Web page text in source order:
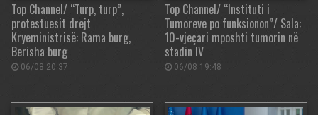
Top Channel/ “Turp, turp”,
protestuesit drejt
Kryeministrisë: Rama burg,
Berisha burg
06/08 20:37
Top Channel/ “Instituti i
Tumoreve po funksionon”/ Sala:
10-vjeçari mposhti tumorin në
stadin IV
06/08 19:48